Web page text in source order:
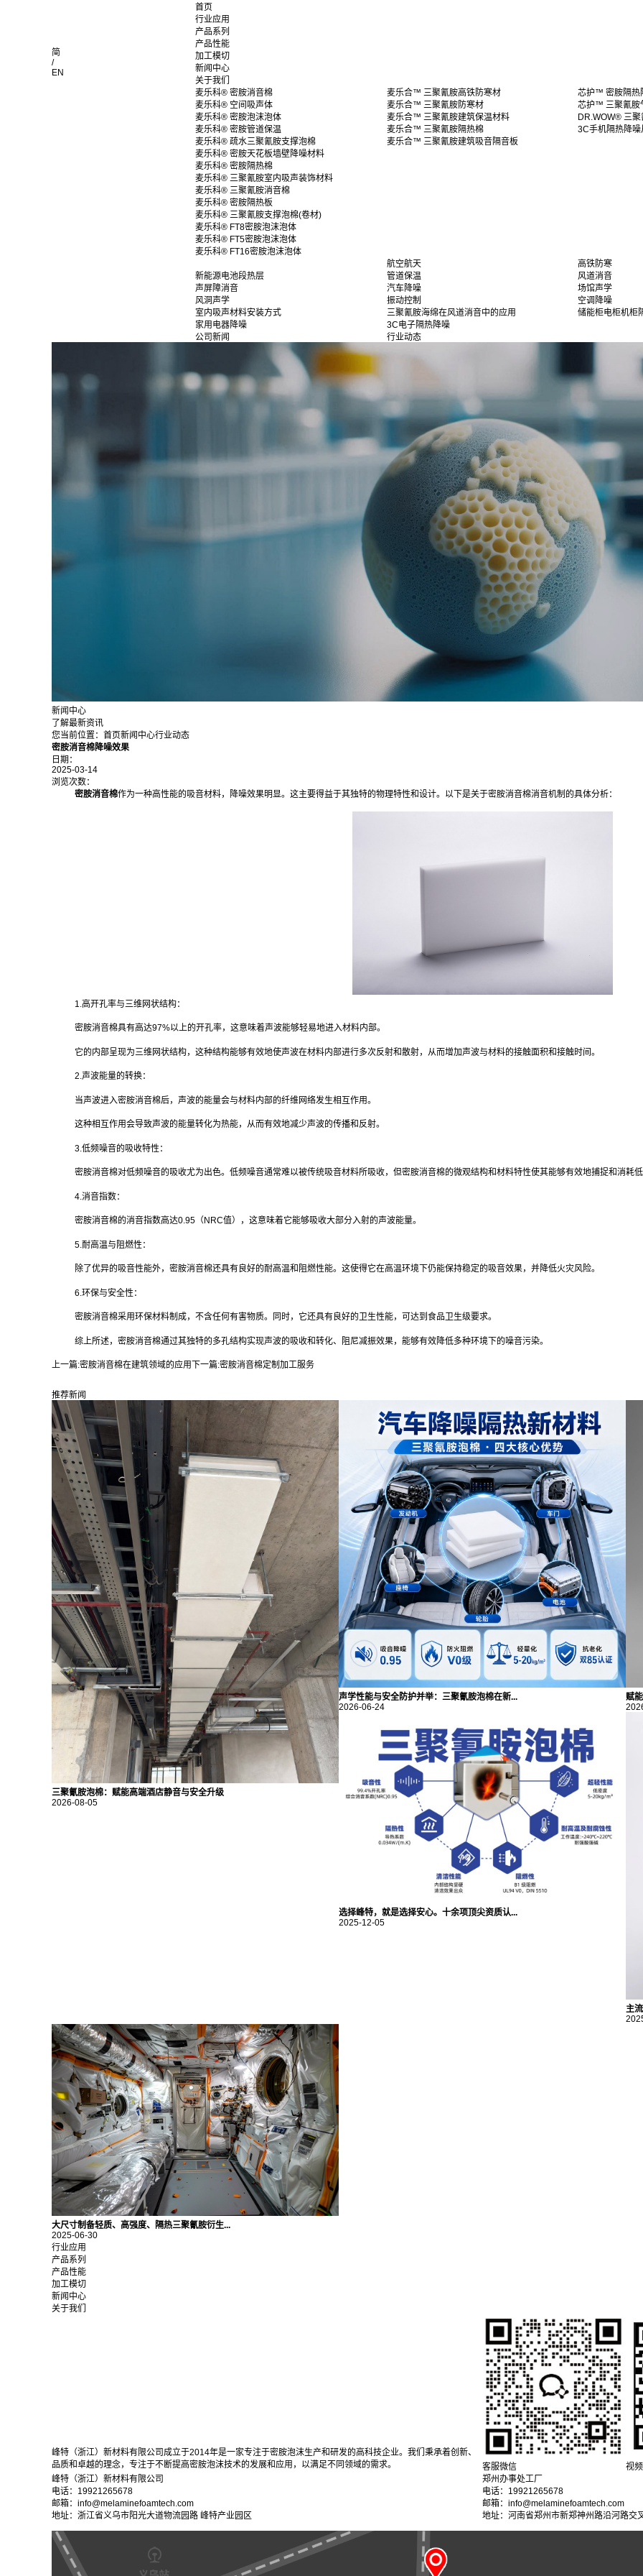
简
/
EN
首页
行业应用
产品系列
产品性能
加工模切
新闻中心
关于我们
麦乐科® 密胺消音棉
麦乐科® 空间吸声体
麦乐科® 密胺泡沫泡体
麦乐科® 密胺管道保温
麦乐科® 疏水三聚氰胺支撑泡棉
麦乐科® 密胺天花板墙壁降噪材料
麦乐科® 密胺隔热棉
麦乐科® 三聚氰胺室内吸声装饰材料
麦乐科® 三聚氰胺消音棉
麦乐科® 密胺隔热板
麦乐科® 三聚氰胺支撑泡棉(卷材)
麦乐科® FT8密胺泡沫泡体
麦乐科® FT5密胺泡沫泡体
麦乐科® FT16密胺泡沫泡体
麦乐合™ 三聚氰胺高铁防寒材
麦乐合™ 三聚氰胺防寒材
麦乐合™ 三聚氰胺建筑保温材料
麦乐合™ 三聚氰胺隔热棉
麦乐合™ 三聚氰胺建筑吸音隔音板
芯护™ 密胺隔热
芯护™ 三聚氰胺
DR.WOW® 三
3C手机隔热降噪
航空航天
高铁防寒
新能源电池段热层
管道保温
风道消音
声屏障消音
汽车降噪
场馆声学
风洞声学
振动控制
空调降噪
室内吸声材料安装方式
三聚氰胺海绵在风道消音中的应用
储能柜电柜机柜
家用电器降噪
3C电子隔热降噪
公司新闻
行业动态
新闻中心
了解最新资讯
您当前位置： 首页新闻中心行业动态
密胺消音棉降噪效果
日期：
2025-03-14
浏览次数：
密胺消音棉作为一种高性能的吸音材料，降噪效果明显。这主要得益于其独特的物理特性和设计。以下是关于密胺消音棉消音机制的具体分析：
1.高开孔率与三维网状结构：
密胺消音棉具有高达97%以上的开孔率，这意味着声波能够轻易地进入材料内部。
它的内部呈现为三维网状结构，这种结构能够有效地使声波在材料内部进行多次反射和散射，从而增加声波与材料的接触面积和接触时间。
2.声波能量的转换：
当声波进入密胺消音棉后，声波的能量会与材料内部的纤维网络发生相互作用。
这种相互作用会导致声波的能量转化为热能，从而有效地减少声波的传播和反射。
3.低频噪音的吸收特性：
密胺消音棉对低频噪音的吸收尤为出色。低频噪音通常难以被传统吸音材料所吸收，但密胺消音棉的微观结构和材料特性使其能够有效地捕捉和消耗
4.消音指数：
密胺消音棉的消音指数高达0.95（NRC值），这意味着它能够吸收大部分入射的声波能量。
5.耐高温与阻燃性：
除了优异的吸音性能外，密胺消音棉还具有良好的耐高温和阻燃性能。这使得它在高温环境下仍能保持稳定的吸音效果，并降低火灾风险。
6.环保与安全性：
密胺消音棉采用环保材料制成，不含任何有害物质。同时，它还具有良好的卫生性能，可达到食品卫生级要求。
综上所述，密胺消音棉通过其独特的多孔结构实现声波的吸收和转化、阻尼减振效果，能够有效降低多种环境下的噪音污染。
上一篇:密胺消音棉在建筑领域的应用 下一篇:密胺消音棉定制加工服务
推荐新闻
三聚氰胺泡棉：赋能高端酒店静音与安全升级
2026-08-05
声学性能与安全防护并举：三聚氰胺泡棉在新...
2026-06-24
赋
选择峰特，就是选择安心。十余项顶尖资质认...
2025-12-05
主
大尺寸制备轻质、高强度、隔热三聚氰胺衍生...
2025-06-30
行业应用
产品系列
产品性能
加工模切
新闻中心
关于我们
峰特（浙江）新材料有限公司成立于2014年是一家专注于密胺泡沫生产和研发的高科技企业。我们秉承着创新、
品质和卓越的理念，专注于不断提高密胺泡沫技术的发展和应用，以满足不同领域的需求。
客服微信
视
峰特（浙江）新材料有限公司
电话：19921265678
邮箱：info@melaminefoamtech.com
地址：浙江省义乌市阳光大道物流园路 峰特产业园区
郑州办事处工厂
电话：19921265678
邮箱：info@melaminefoamtech.com
地址：河南省郑州市新郑神州路沿河路交